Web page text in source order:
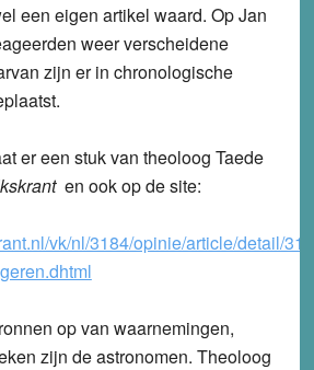
een eigen artikel waard. Op Jan
weer verscheidene
zijn er in chronologische
er een stuk van theoloog Taede
en ook op de site:
vk/nl/3184/opinie/article/detail/
op van waarnemingen,
zijn de astronomen. Theoloog